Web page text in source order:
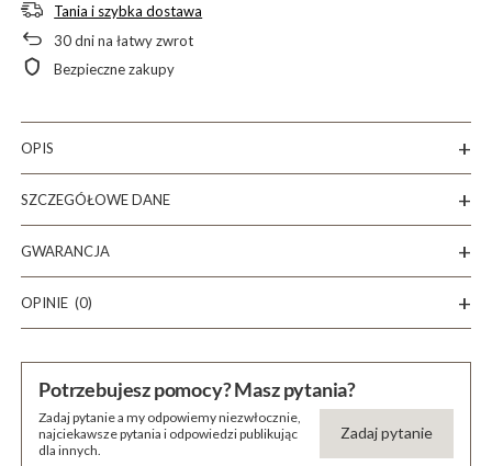
Tania i szybka dostawa
30dni na łatwy zwrot
Bezpieczne zakupy
OPIS
SZCZEGÓŁOWE DANE
GWARANCJA
OPINIE (0)
Potrzebujesz pomocy? Masz pytania?
Zadaj pytanie a my odpowiemy niezwłocznie,
najciekawsze pytania i odpowiedzi publikując
dla innych.
Zadaj pytanie